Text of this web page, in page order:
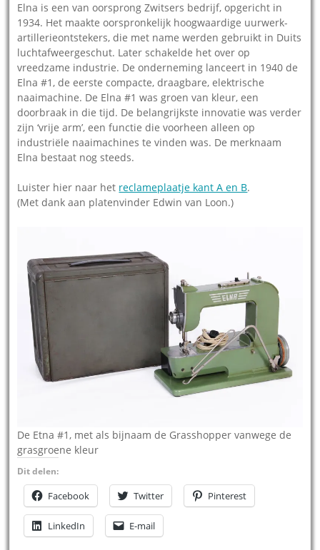
Elna is een van oorsprong Zwitsers bedrijf, opgericht in
1934. Het maakte oorspronkelijk hoogwaardige uurwerk-
artillerieontstekers, die met name werden gebruikt in Duits
luchtafweergeschut. Later schakelde het over op
vreedzame industrie. De onderneming lanceert in 1940 de
Elna #1, de eerste compacte, draagbare, elektrische
naaimachine. De Elna #1 was groen van kleur, een
doorbraak in die tijd. De belangrijkste innovatie was verder
zijn ‘vrije arm’, een functie die voorheen alleen op
industriële naaimachines te vinden was. De merknaam
Elna bestaat nog steeds.
Luister hier naar het reclameplaatje kant A en B.
(Met dank aan platenvinder Edwin van Loon.)
De Etna #1, met als bijnaam de Grasshopper vanwege de
grasgroene kleur
Dit delen:
Facebook Twitter Pinterest
LinkedIn E-mail